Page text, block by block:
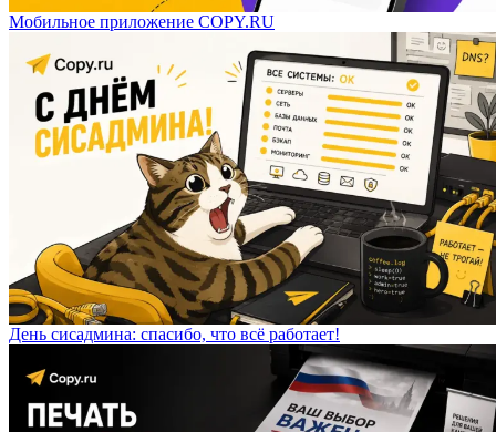
Мобильное приложение COPY.RU
День сисадмина: спасибо, что всё работает!